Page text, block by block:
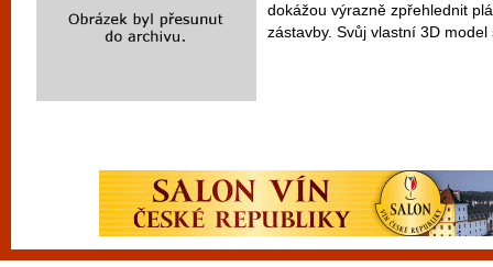
dokážou výrazně zpřehlednit
zástavby. Svůj vlastní 3D